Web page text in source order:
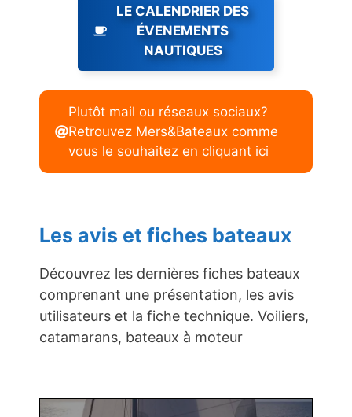
LE CALENDRIER DES
ÉVENEMENTS
NAUTIQUES
Plutôt mail ou réseaux sociaux?
Retrouvez Mers&Bateaux comme
vous le souhaitez en cliquant ici
Les avis et fiches bateaux
Découvrez les dernières fiches bateaux
comprenant une présentation, les avis
utilisateurs et la fiche technique. Voiliers,
catamarans, bateaux à moteur